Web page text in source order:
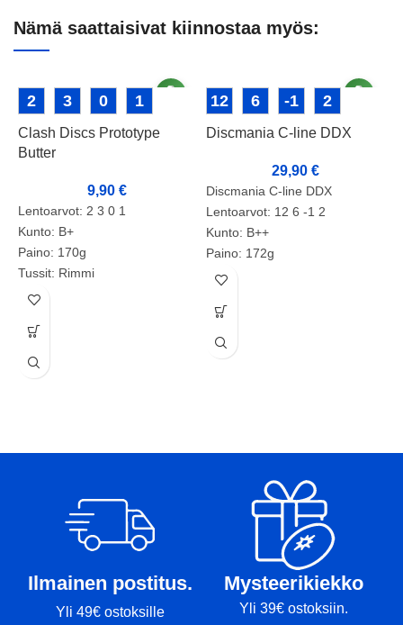
Nämä saattaisivat kiinnostaa myös:
2 3 0 1
Clash Discs Prototype
Butter
9,90€
Lentoarvot: 2 3 0 1
Kunto: B+
Paino: 170g
Tussit: Rimmi
12 6 -1 2
Discmania C-line DDX
29,90 €
Discmania C-line DDX
Lentoarvot: 12 6 -1 2
Kunto: B++
Paino: 172g
Tussit: haamurimmi
Ilmainen postitus.
Yli 49€ ostoksille
Mysteerikiekko
Yli 39€ ostoksiin.